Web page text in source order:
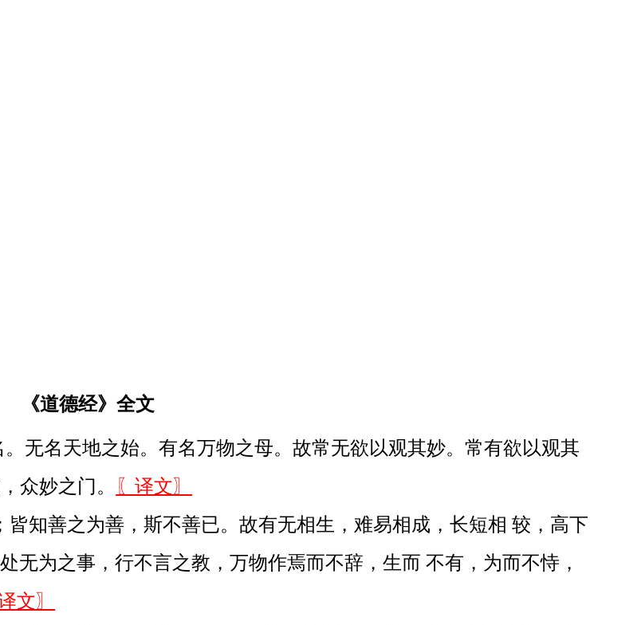
道德经》全文
无名天地之始。有名万物之母。故常无欲以观其妙。常有欲以观其
众妙之门。
〖译文〗
皆知善之为善，斯不善已。故有无相生，难易相成，长短相 较，高下
无为之事，行不言之教，万物作焉而不辞，生而 不有，为而不恃，
文〗